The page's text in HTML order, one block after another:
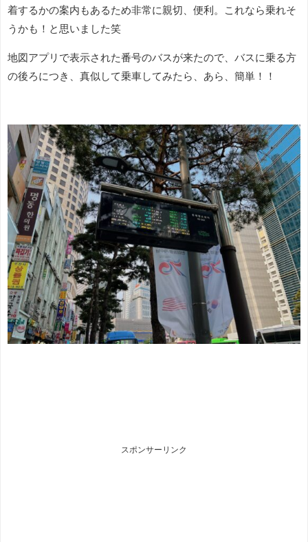
着するかの案内もあるため非常に親切、便利。これなら乗れそ
うかも！と思いました笑
地図アプリで表示された番号のバスが来たので、バスに乗る方
の後ろにつき、真似して乗車してみたら、あら、簡単！！
スポンサーリンク